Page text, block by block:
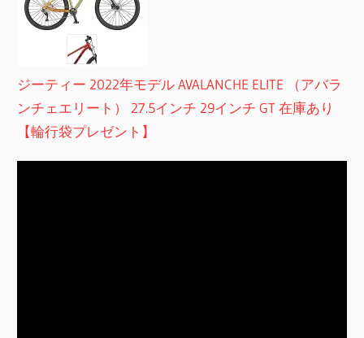
ジーティー 2022年モデル AVALANCHE ELITE （アバラ
ンチェエリート） 27.5インチ 29インチ GT 在庫あり
【輪行袋プレゼント】